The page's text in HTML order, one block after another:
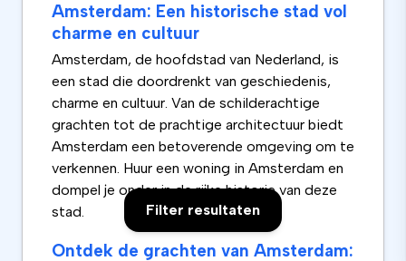
Filter resultaten
Amsterdam: Een historische stad vol
charme en cultuur
Amsterdam, de hoofdstad van Nederland, is
een stad die doordrenkt van geschiedenis,
charme en cultuur. Van de schilderachtige
grachten tot de prachtige architectuur biedt
Amsterdam een betoverende omgeving om te
verkennen. Huur een woning in Amsterdam en
dompel je onder in de rijke historie van deze
stad.
Ontdek de grachten van Amsterdam: